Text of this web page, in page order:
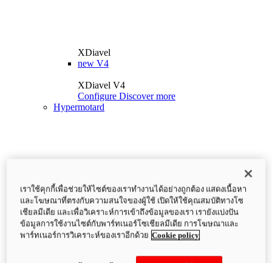
XDiavel
new V4
XDiavel V4
Configure Discover more
Hypermotard
เราใช้คุกกี้เพื่อช่วยให้ไซต์ของเราทำงานได้อย่างถูกต้อง แสดงเนื้อหา
และโฆษณาที่ตรงกับความสนใจของผู้ใช้ เปิดให้ใช้คุณสมบัติทางโซ
เชียลมีเดีย และเพื่อวิเคราะห์การเข้าถึงข้อมูลของเรา เรายังแบ่งปัน
ข้อมูลการใช้งานไซต์กับพาร์ทเนอร์โซเชียลมีเดีย การโฆษณาและ
พาร์ทเนอร์การวิเคราะห์ของเราอีกด้วย Cookie policy